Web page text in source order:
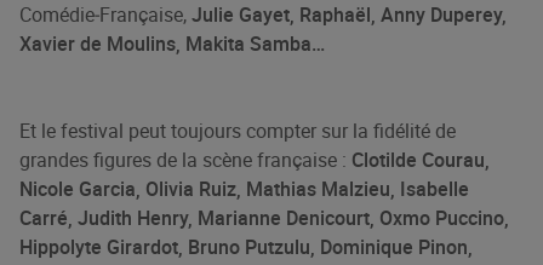
Comédie‑Française,Julie Gayet, Raphaël, Anny Duperey,
Xavier de Moulins, Makita Samba…
Et le festival peut toujours compter sur la fidélité de
grandes figures de la scène française : Clotilde Courau,
Nicole Garcia, Olivia Ruiz, Mathias Malzieu, Isabelle
Carré, Judith Henry, Marianne Denicourt, Oxmo Puccino,
Hippolyte Girardot, Bruno Putzulu, Dominique Pinon,